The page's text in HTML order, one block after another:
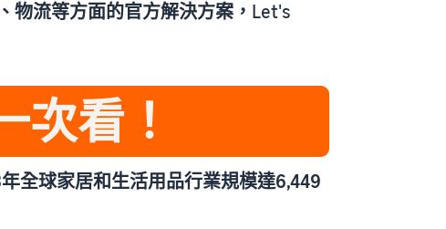
物流等方面的官方解決方案， Let's
次看！
全球家居和生活用品行業規模達6,449